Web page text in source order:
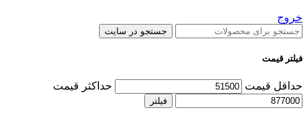
خروج
جستجو در سایت
فیلتر قیمت
حداقل قیمت حداکثر قیمت
فیلتر